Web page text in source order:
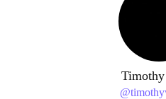
Timothy
@